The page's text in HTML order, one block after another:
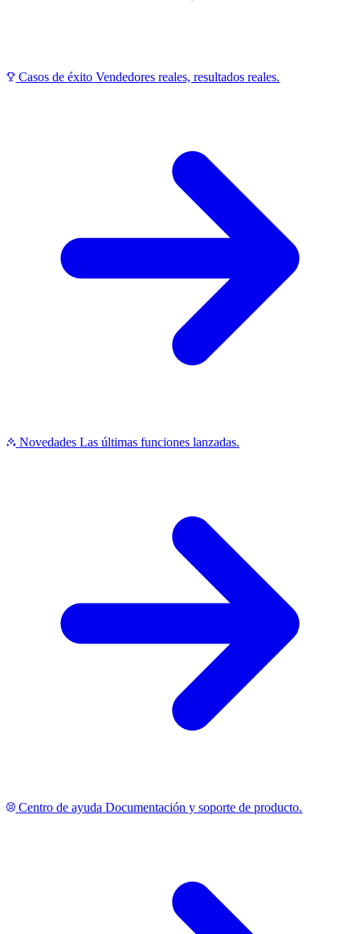
Casos de éxito Vendedores reales, resultados reales.
Novedades Las últimas funciones lanzadas.
Centro de ayuda Documentación y soporte de producto.